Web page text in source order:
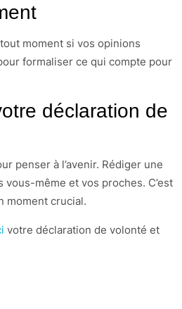
moment si vos opinions
formaliser ce qui compte pour
déclaration de
penser à l’avenir. Rédiger une
même et vos proches. C’est
moment crucial.
votre déclaration de volonté et